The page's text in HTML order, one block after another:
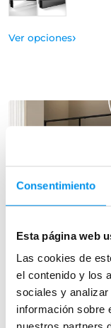
Consentimiento
Esta página web
Las cookies de
el contenido y los
sociales y
información sobre
Ver opciones›
Mampara de ducha
Kassandra Delta
(1 fijo + 1 corredera) 6
349,86€